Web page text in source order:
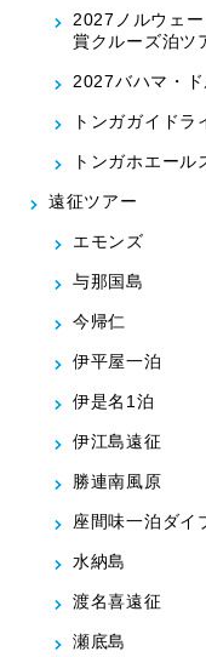
2027ノルウェ
賞クルーズ泊ツ
2027バハマ・
トンガガイド
トンガホエール
遠征ツアー
エモンズ
与那国島
今帰仁
伊平屋一泊
伊是名1泊
伊江島遠征
勝連南風原
座間味一泊ダイ
水納島
渡名喜遠征
瀬底島